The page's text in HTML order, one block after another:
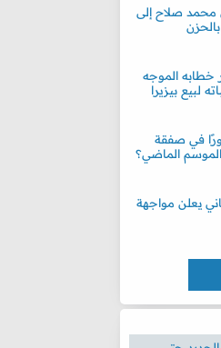
محمد صلاح إلى
خطابه الموجه
لبيع بيزيرا
في صفقة
الماضي؟
يعلن مواجهة